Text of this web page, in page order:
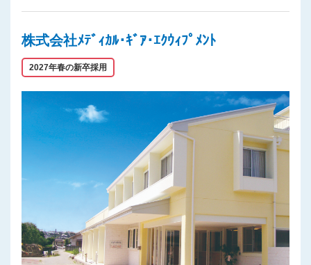
株式会社ﾒﾃﾞｨｶﾙ･ｷﾞｱ･ｴｸｳｨﾌﾟﾒﾝﾄ
2027年春の新卒採用